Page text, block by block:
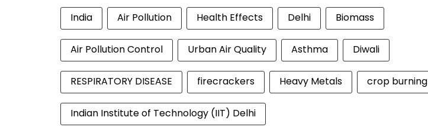
India Air Pollution Health Effects Delhi Biomass
Air Pollution Control Urban Air Quality Asthma Diwali
RESPIRATORY DISEASE firecrackers Heavy Metals crop burning
Indian Institute of Technology (IIT) Delhi